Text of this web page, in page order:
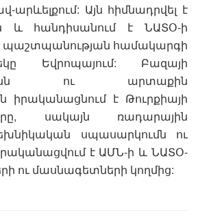
արևելքում: Այն հիմնադրվել է
և հանդիսանում է ՆԱՏՕ-ի
պաշտպանության համակարգի
Եվրոպայում: Բազայի
ու արտաքին
իրականացնում է Թուրքիայի
սակայն ռադարային
սպասարկումն ու
է ԱՄՆ-ի և ՆԱՏՕ-
ու մասնագետների կողմից: